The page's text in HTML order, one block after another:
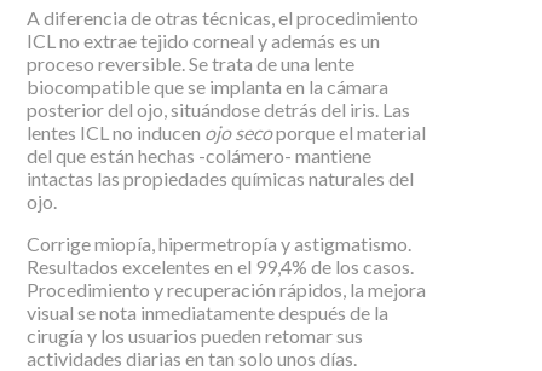
A diferencia de otras técnicas, el procedimiento
ICL no extrae tejido corneal y además es un
proceso reversible. Se trata de una lente
biocompatible que se implanta en la cámara
posterior del ojo, situándose detrás del iris. Las
lentes ICL no inducen ojo secoporque el material
del que están hechas -colámero- mantiene
intactas las propiedades químicas naturales del
ojo.
Corrige miopía, hipermetropía y astigmatismo.
Resultados excelentes en el 99,4% de los casos.
Procedimiento y recuperación rápidos, la mejora
visual se nota inmediatamente después de la
cirugía y los usuarios pueden retomar sus
actividades diarias en tan solo unos días.